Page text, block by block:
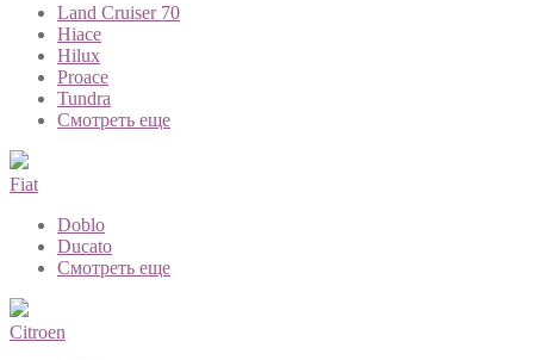
Land Cruiser 70
Hiace
Hilux
Proace
Tundra
Смотреть еще
Fiat
Doblo
Ducato
Смотреть еще
Citroen